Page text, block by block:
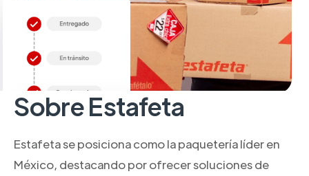
Sobre Estafeta
Estafeta se posiciona como la paquetería líder en
México, destacando por ofrecer soluciones de